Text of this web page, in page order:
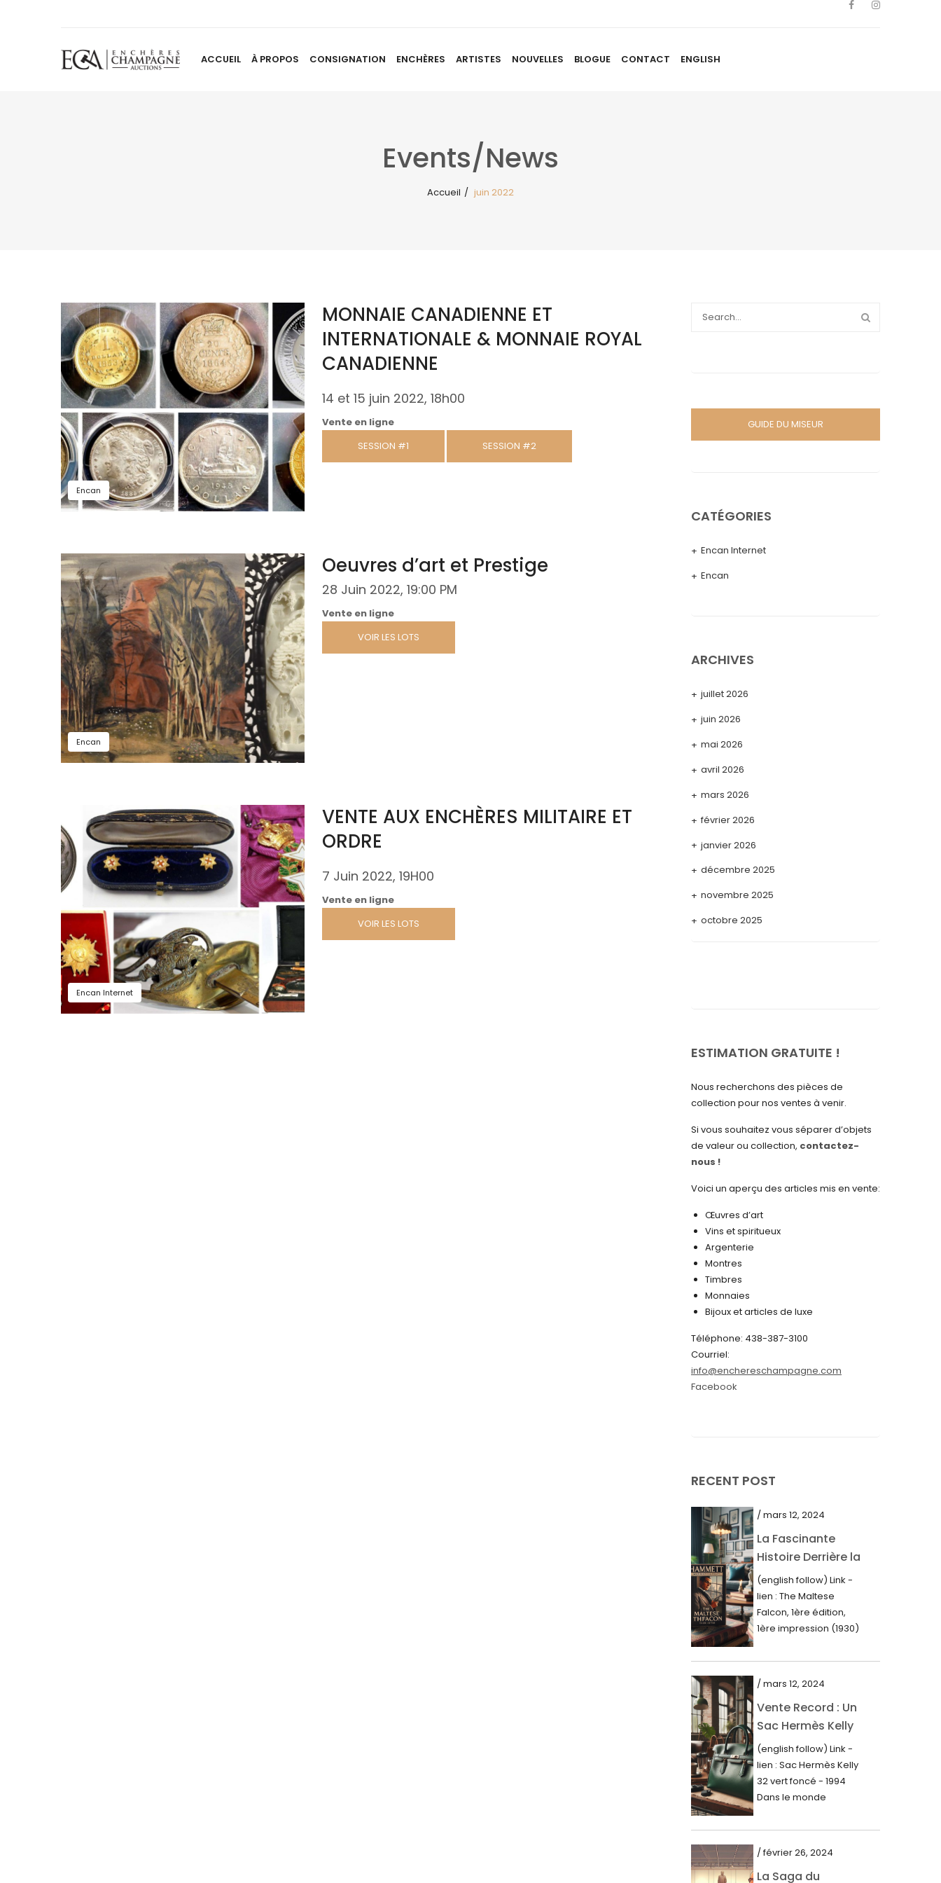
ACCUEIL À PROPOS CONSIGNATION ENCHÈRES ARTISTES NOUVELLES BLOGUE CONTACT ENGLISH
Events/News
Accueil / juin 2022
Encan
MONNAIE CANADIENNE ET
INTERNATIONALE & MONNAIE ROYAL
CANADIENNE
14 et 15 juin 2022, 18h00
Vente en ligne
SESSION #1
SESSION #2
Encan
Oeuvres d’art et Prestige
28 Juin 2022, 19:00 PM
Vente en ligne
VOIR LES LOTS
Encan Internet
VENTE AUX ENCHÈRES MILITAIRE ET
ORDRE
7 Juin 2022, 19H00
Vente en ligne
VOIR LES LOTS
GUIDE DU MISEUR
CATÉGORIES
Encan Internet
Encan
ARCHIVES
juillet 2026
juin 2026
mai 2026
avril 2026
mars 2026
février 2026
janvier 2026
décembre 2025
novembre 2025
octobre 2025
avril 2025
février 2025
décembre 2024
octobre 2024
septembre 2024
août 2024
mai 2024
mars 2024
février 2024
octobre 2023
août 2023
juillet 2023
juin 2023
mai 2023
avril 2023
mars 2023
février 2023
janvier 2023
décembre 2022
novembre 2022
octobre 2022
septembre 2022
août 2022
juillet 2022
juin 2022
ESTIMATION GRATUITE !
Nous recherchons des pièces de
collection pour nos ventes à venir.
Si vous souhaitez vous séparer d’objets
de valeur ou collection, contactez-
nous !
Voici un aperçu des articles mis en vente:
Œuvres d’art
Vins et spiritueux
Argenterie
Montres
Timbres
Monnaies
Bijoux et articles de luxe
Téléphone: 438-387-3100
Courriel:
info@enchereschampagne.com
Facebook
RECENT POST
/ mars 12, 2024
La Fascinante
Histoire Derrière la
Première Édition
du « Faucon
Maltais » (1930)
(english follow) Link -
lien : The Maltese
Falcon, 1ère édition,
1ère impression (1930)
mots imprimés,...
/ mars 12, 2024
Vente Record : Un
Sac Hermès Kelly
de 1994 atteint 14
000$
(english follow) Link -
lien : Sac Hermès Kelly
32 vert foncé - 1994
Dans le monde
/ février 26, 2024
La Saga du